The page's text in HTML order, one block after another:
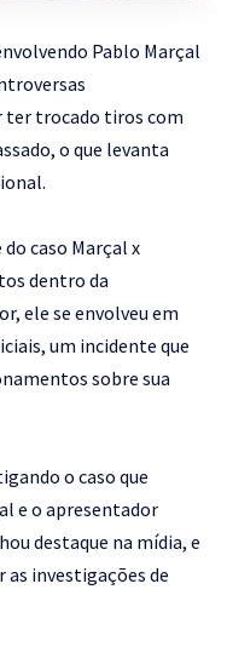
Pablo Marçal
ter trocado tiros com
o que levanta
caso Marçal x
dentro da
ele se envolveu em
um incidente que
sobre sua
o caso que
e o apresentador
destaque na mídia, e
investigações de